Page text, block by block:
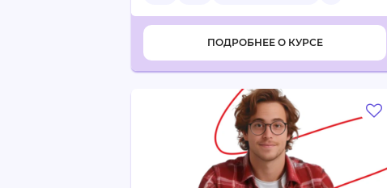
ПОДРОБНЕЕ О КУРСЕ